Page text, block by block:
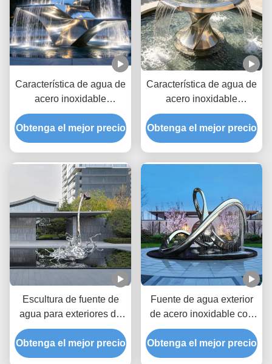
Característica de agua de
acero inoxidable
Escultura de fuente de
jardín al aire libre
personalizada diseñada
paisaje y mejoras del
patio
Obtenga el mejor precio
Característica de agua de
acero inoxidable
Escultura de fuente de
jardín al aire libre
personalizable para
comerciales
Obtenga el mejor precio
Escultura de fuente de
agua para exteriores de
acero inoxidable con
diseño de bucle para
decoración
Obtenga el mejor precio
Fuente de agua exterior
de acero inoxidable con
bucle infinito pulido
Escultura de fuente a
gran escala
Obtenga el mejor precio